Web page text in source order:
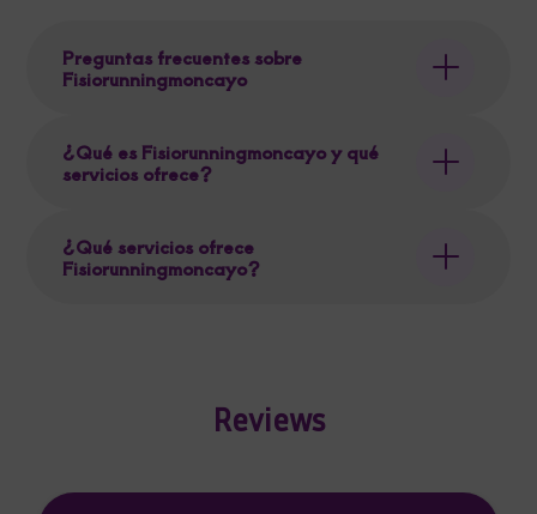
Preguntas frecuentes sobre
Fisiorunningmoncayo
¿Qué es Fisiorunningmoncayo y qué
servicios ofrece?
¿Qué servicios ofrece
Fisiorunningmoncayo?
Reviews